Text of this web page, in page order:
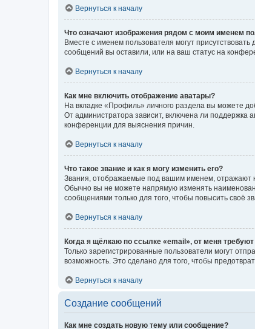
Вернуться к началу
Что означают изображения рядом с моим именем
Вместе с именем пользователя могут
сообщений вы оставили, или на ваш статус на
Вернуться к началу
Как мне включить отображение аватары?
На вкладке «Профиль» личного раздела вы можете
От администратора зависит, включена ли поддержка
конференции для выяснения причин.
Вернуться к началу
Что такое звание и как я могу изменить его?
Звания, отображаемые под вашим именем, отражают
Обычно вы не можете напрямую изменять
сообщениями только для того, чтобы повысить своё
Вернуться к началу
Когда я щёлкаю по ссылке «email», от меня
Только зарегистрированные пользователи могут
возможность. Это сделано для того, чтобы
Вернуться к началу
Создание сообщений
Как мне создать новую тему или сообщение?